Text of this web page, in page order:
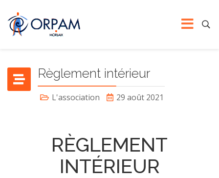
Règlement intérieur
L'association 29 août 2021
RÈGLEMENT
INTÉRIEUR